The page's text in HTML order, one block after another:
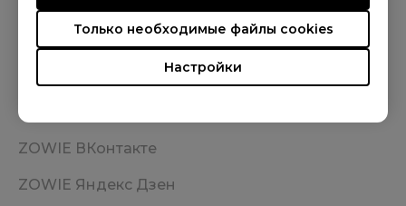
Настройки
Только необходимые файлы cookies
ГДЕ КУПИТЬ
ZOWIE ВКонтакте
ZOWIE Яндекс Дзен